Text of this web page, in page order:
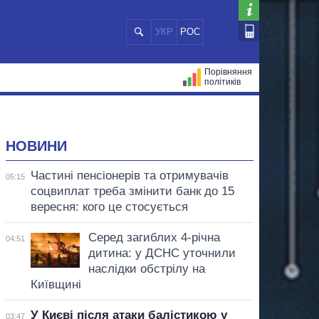
УКР РОС
Порівняння
політиків
НОВИНИ
05:15
Частині пенсіонерів та отримувачів
соцвиплат треба змінити банк до 15
вересня: кого це стосується
04:51
Серед загиблих 4-річна
дитина: у ДСНС уточнили
наслідки обстрілу на
Київщині
03:47
У Києві після атаки балістикою у